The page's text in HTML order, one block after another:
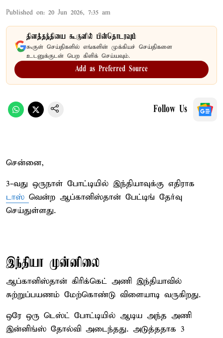
Published on: 20 Jun 2026, 7:35 am
தினத்தந்தியை கூகுளில் பின்தொடரவும்
கூகுள் செய்திகளில் எங்களின் முக்கியச் செய்திகளை
உடனுக்குடன் பெற கிளிக் செய்யவும்.
Add as Preferred Source
Follow Us
சென்னை,
3-வது ஒருநாள் போட்டியில் இந்தியாவுக்கு எதிராக
டாஸ் வென்ற ஆப்கானிஸ்தான் பேட்டிங் தேர்வு
செய்துள்ளது.
இந்தியா முன்னிலை
ஆப்கானிஸ்தான் கிரிக்கெட் அணி இந்தியாவில்
சுற்றுப்பயணம் மேற்கொண்டு விளையாடி வருகிறது.
ஒரே ஒரு டெஸ்ட் போட்டியில் ஆடிய அந்த அணி
இன்னிங்ஸ் தோல்வி அடைந்தது. அடுத்ததாக 3